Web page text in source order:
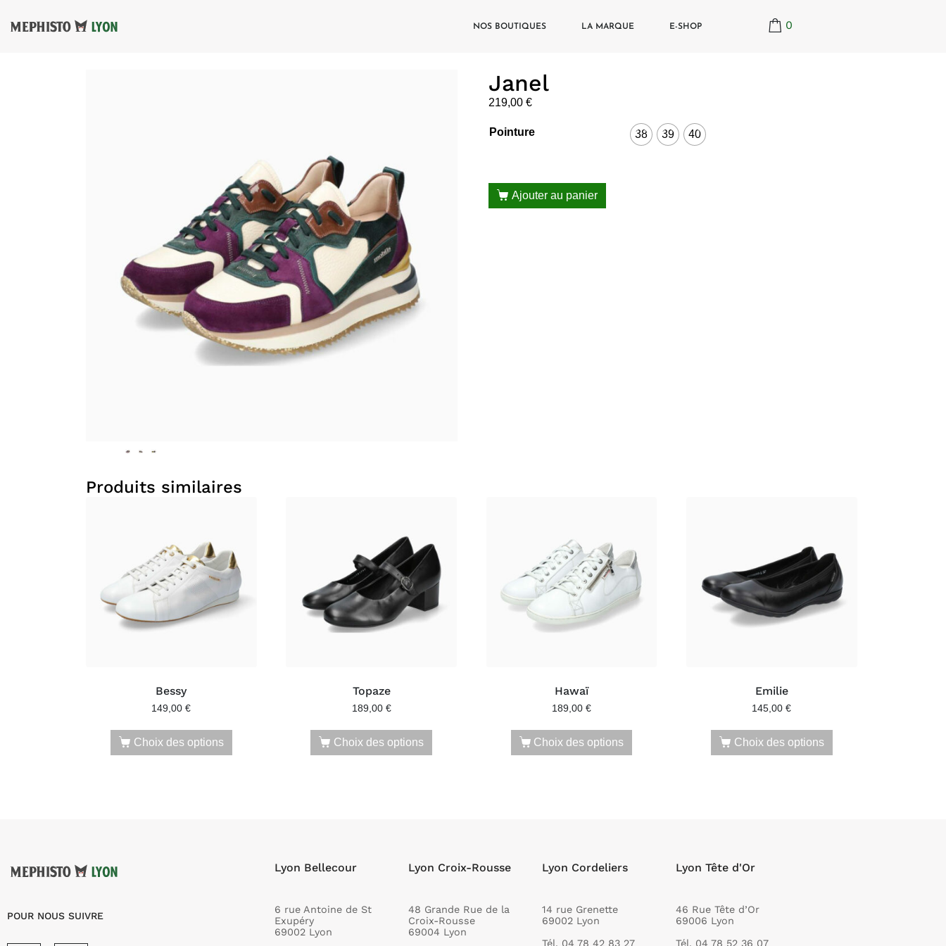
NOS BOUTIQUES LA MARQUE E-SHOP 0
Janel
219,00 €
Pointure 38 39 40
Ajouter au panier
Produits similaires
Bessy
149,00€
Choix des options
Topaze
189,00 €
Choix des options
Hawaï
189,00 €
Choix des options
Emilie
145,00€
Choix des options
POUR NOUS SUIVRE
Lyon Bellecour
6 rue Antoine de St
Exupéry
69002 Lyon
Lyon Croix-Rousse
48 Grande Rue de la
Croix-Rousse
69004 Lyon
Lyon Cordeliers
14 rue Grenette
69002 Lyon
Tél. 04 78 42 83 27
Lyon Tête d'Or
46 Rue Tête d’Or
69006 Lyon
Tél. 04 78 52 36 07